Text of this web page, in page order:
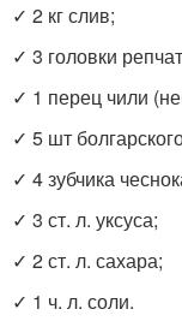
✓ 2 кг слив;
✓ 3 головки
✓ 1 перец чили
✓ 5 шт
✓ 4 зубчика
✓ 3 ст. л. уксуса;
✓ 2 ст. л. сахара;
✓ 1 ч. л. соли.